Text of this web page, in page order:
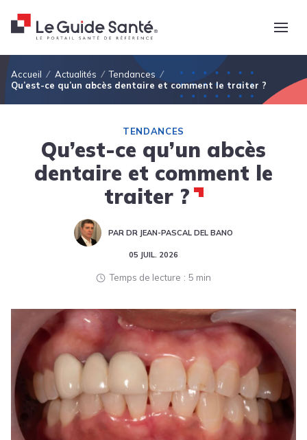
Fil d'Ariane
Accueil Actualités
Tendances
Qu’est-ce qu’un abcès dentaire et comment le traiter ?
TENDANCES
Qu’est-ce qu’un abcès
dentaire et comment le
traiter ?
PAR DR JEAN-PASCAL DEL BANO
05 JUIL. 2026
Temps de lecture 5 min